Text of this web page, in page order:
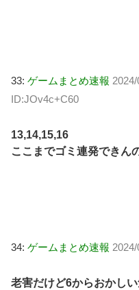
33: ゲームまとめ速報
ID:JOv4c+C60
13,14,15,16
ここまでゴミ連発できん
34: ゲームまとめ速報
老害だけど6からおかし